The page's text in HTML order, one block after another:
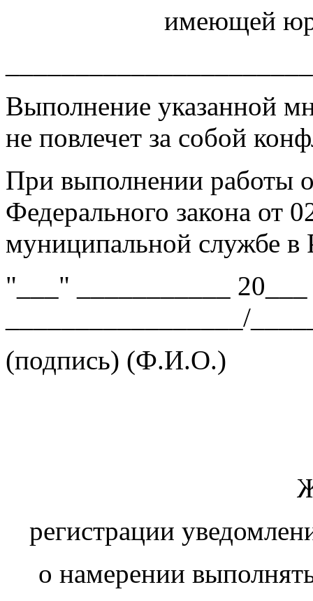
имеющей
Выполнение указанной
не повлечет за собой
При выполнении работы
Федерального закона
муниципальной службе в
"___" ___________ 20___
_________________/
(подпись) (Ф.И.О.)
регистрации
о намерении